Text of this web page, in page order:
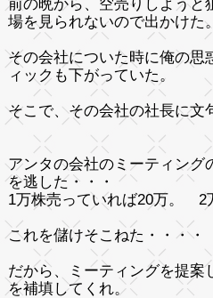
前の晩から、空売りしようと
場を見られないので出かけた
その会社についた時に俺の思
ィックも下がっていた。
そこで、その会社の社長に文
アンタの会社のミーティング
を逃した・・・
1万株売っていれば20万。 2
これを儲けそこねた・・・・
だから、ミーティングを提案
を補填してくれ。